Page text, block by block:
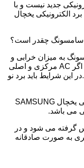
جدید نیست و با
الکترونیکی یخچال
سامسونگ چقدر است؟
به میزان خرابی و
مشکل برد بستگی دارد.در بعضی حالت ها اگر AC مرکزی و اصلی
این شرایط باید برد نو
زمان تقریبی تعمیرات برد الکترونیکی اصلی یخچال SAMSUNG
گرفته می شود و در
به صورت صادقانه